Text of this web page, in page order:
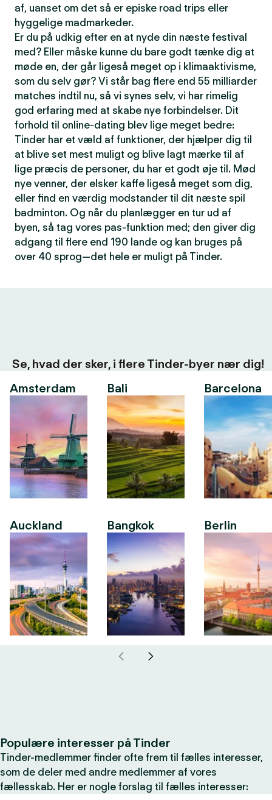
af, uanset om det så er episke road trips eller
hyggelige madmarkeder.
Er du på udkig efter en at nyde din næste festival
med? Eller måske kunne du bare godt tænke dig at
møde en, der går ligeså meget op i klimaaktivisme,
som du selv gør? Vi står bag flere end 55 milliarder
matches indtil nu, så vi synes selv, vi har rimelig
god erfaring med at skabe nye forbindelser. Dit
forhold til online-dating blev lige meget bedre:
Tinder har et væld af funktioner, der hjælper dig til
at blive set mest muligt og blive lagt mærke til af
lige præcis de personer, du har et godt øje til. Mød
nye venner, der elsker kaffe ligeså meget som dig,
eller find en værdig modstander til dit næste spil
badminton. Og når du planlægger en tur ud af
byen, så tag vores pas-funktion med; den giver dig
adgang til flere end 190 lande og kan bruges på
over 40 sprog—det hele er muligt på Tinder.
Se, hvad der sker, i flere Tinder-byer nær dig!
Amsterdam
Auckland
Bali
Bangkok
Barcelona
Berlin
Populære interesser på Tinder
Tinder-medlemmer finder ofte frem til fælles interesser,
som de deler med andre medlemmer af vores
fællesskab. Her er nogle forslag til fælles interesser: